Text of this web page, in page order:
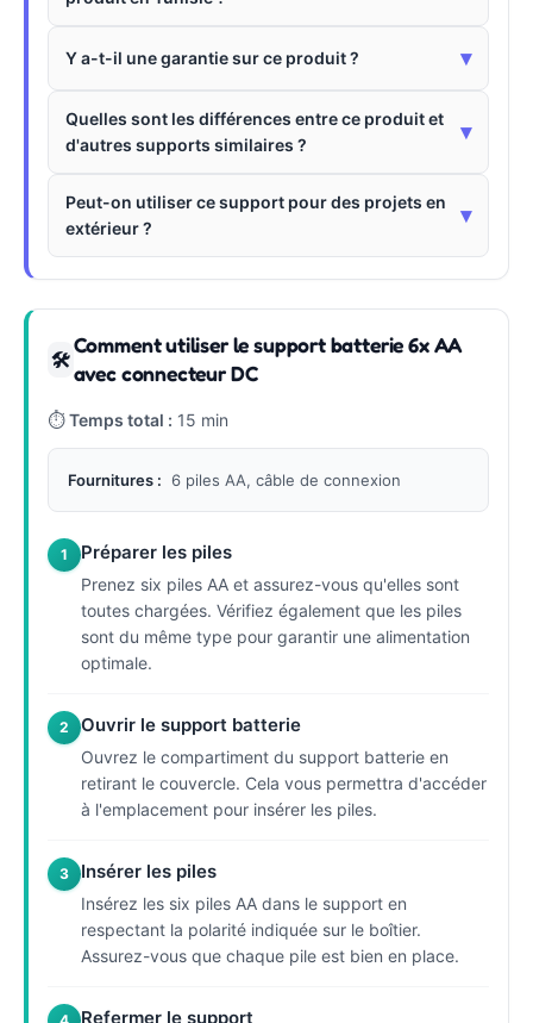
Y a-t-il une garantie sur ce produit ? ▾
Quelles sont les différences entre ce produit et
d'autres supports similaires ?
▾
Peut-on utiliser ce support pour des projets en
extérieur ?
▾
🛠
Comment utiliser le support batterie 6x AA
avec connecteur DC
⏱Temps total : 15 min
Fournitures : 6 piles AA, câble de connexion
1 Préparer les piles
Prenez six piles AA et assurez-vous qu'elles sont
toutes chargées. Vérifiez également que les piles
sont du même type pour garantir une alimentation
optimale.
2 Ouvrir le support batterie
Ouvrez le compartiment du support batterie en
retirant le couvercle. Cela vous permettra d'accéder
à l'emplacement pour insérer les piles.
3 Insérer les piles
Insérez les six piles AA dans le support en
respectant la polarité indiquée sur le boîtier.
Assurez-vous que chaque pile est bien en place.
Refermer le support